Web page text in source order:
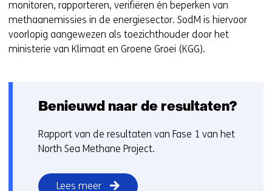
monitoren, rapporteren, verifiëren én beperken van
methaanemissies in de energiesector. SodM is hiervoor
voorlopig aangewezen als toezichthouder door het
ministerie van Klimaat en Groene Groei (KGG).
Benieuwd naar de resultaten?
Rapport van de resultaten van Fase 1 van het
North Sea Methane Project.
Lees meer